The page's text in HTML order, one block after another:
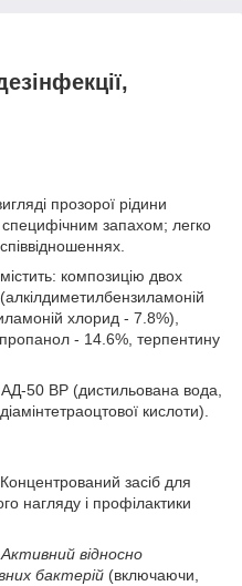
прозорої рідини
специфічним запахом; легко
містить: композицію двох
хлорид - 7.8%),
- 14.6%, терпентину
АД-50 ВР (дистильована вода,
кислоти).
Концентрований засіб для
нагляду і профілактики
Активний відносно
бактерій (включаючи,